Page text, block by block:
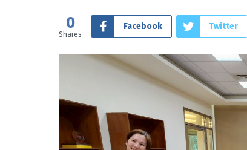
0
Shares
Facebook Twitter